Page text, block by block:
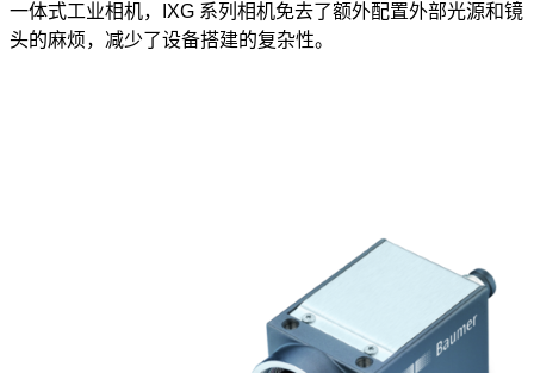
一体式工业相机，IXG 系列相机免去了额外配置外部光源和镜
头的麻烦，减少了设备搭建的复杂性。